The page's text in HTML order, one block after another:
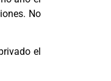
No
el